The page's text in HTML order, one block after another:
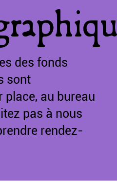
des fonds
sont
au bureau
pas à nous
rendez-